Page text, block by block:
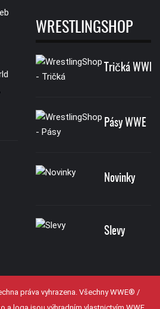
WRESTLINGSHOP
Tričká WWE
Pásy WWE
Novinky
Slevy
práva vyhrazena. Všechny WWE® /